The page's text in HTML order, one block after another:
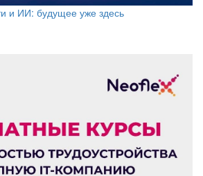
и ИИ: будущее уже здесь